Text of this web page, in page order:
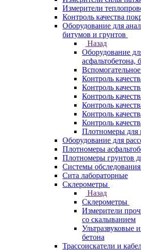
Измерители
Контроль качества
Оборудование для
битумов и грунтов
Назад
Оборудование
асфальтобетона,
Контроль
Контроль
Контроль
Контроль
Контроль
Контроль
Плотномеры для
Оборудование для
Плотномеры
Плотномеры грунтов
Системы обследования
Сита лабораторные
Склерометры
Назад
Склерометры
Измерители
со скалыванием
Ультразвуковые
бетона
Трассоискатели и